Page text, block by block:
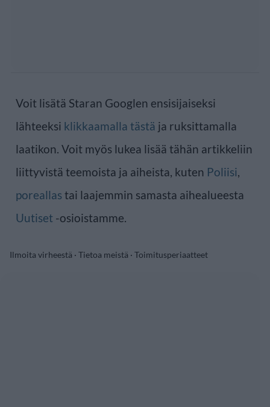
Voit lisätä Staran Googlen ensisijaiseksi
lähteeksi klikkaamalla tästä ja ruksittamalla
laatikon. Voit myös lukea lisää tähän artikkeliin
liittyvistä teemoista ja aiheista, kuten Poliisi,
poreallas tai laajemmin samasta aihealueesta
Uutiset -osioistamme.
Ilmoita virheestä · Tietoa meistä · Toimitusperiaatteet